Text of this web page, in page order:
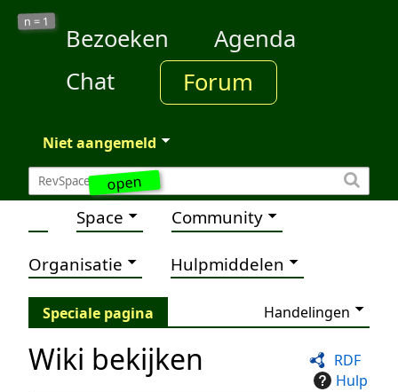
open
n = 1
Bezoeken
Agenda
Chat
Forum
Niet aangemeld
Space Community
Organisatie Hulpmiddelen
Speciale pagina Handelingen
RDF
Hulp
Wiki bekijken